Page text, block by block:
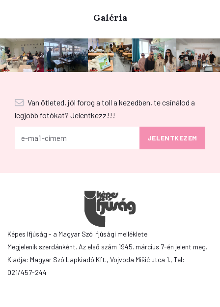
Galéria
Van ötleted, jól forog a toll a kezedben, te csinálod a
legjobb fotókat? Jelentkezz!!!
Képes Ifjúság - a Magyar Szó ifjúsági melléklete
Megjelenik szerdánként. Az első szám 1945. március 7-én jelent meg.
Kiadja: Magyar Szó Lapkiadó Kft., Vojvoda Mišić utca 1., Tel:
021/457-244